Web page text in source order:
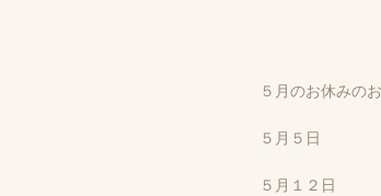
５月のお休みの
５月５日
５月１２日